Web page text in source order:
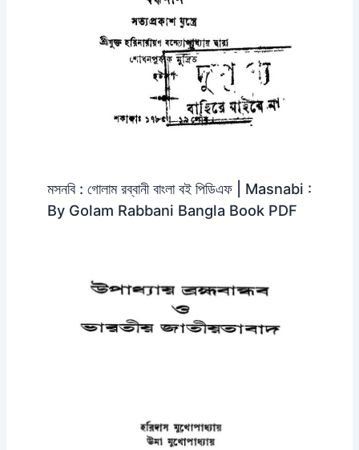
মসনবি : গোলাম রব্বানী বাংলা বই পিডিএফ | Masnabi :
By Golam Rabbani Bangla Book PDF